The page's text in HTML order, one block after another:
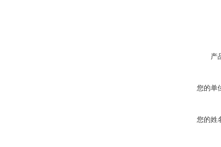
产
您的单
您的姓